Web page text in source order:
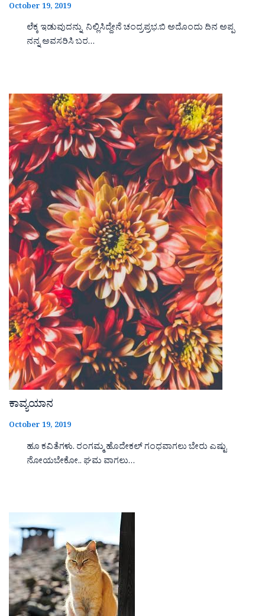
October 19, 2019
ಲೆಕ್ಕ ಇಡುವುದನ್ನು ನಿಲ್ಲಿಸಿದ್ದೇನೆ ಚಂದ್ರಪ್ರಭ.ಬಿ ಅದೊಂದು ದಿನ ಅಪ್ಪ
ನನ್ನ ಅವಸರಿಸಿ ಬರ…
ಕಾವ್ಯಯಾನ
October 19, 2019
ಹೂ ಕವಿತೆಗಳು. ರಂಗಮ್ಮ ಹೊದೇಕಲ್ ಗಂಧವಾಗಲು ಬೇರು ಎಷ್ಟು
ನೋಯಬೇಕೋ.. ಘಮ ವಾಗಲು…